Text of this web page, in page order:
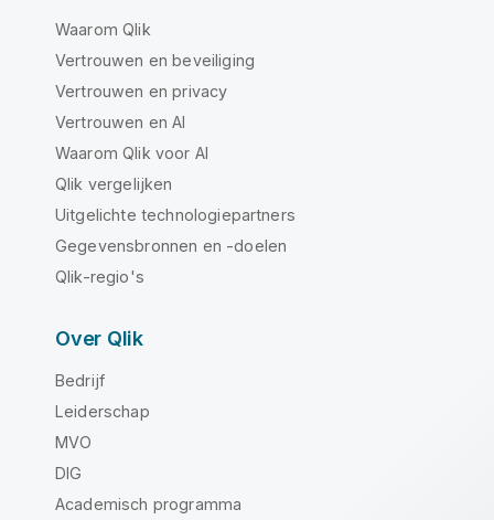
Waarom Qlik
Vertrouwen en beveiliging
Vertrouwen en privacy
Vertrouwen en AI
Waarom Qlik voor AI
Qlik vergelijken
Uitgelichte technologiepartners
Gegevensbronnen en -doelen
Qlik-regio's
Over Qlik
Bedrijf
Leiderschap
MVO
DIG
Academisch programma